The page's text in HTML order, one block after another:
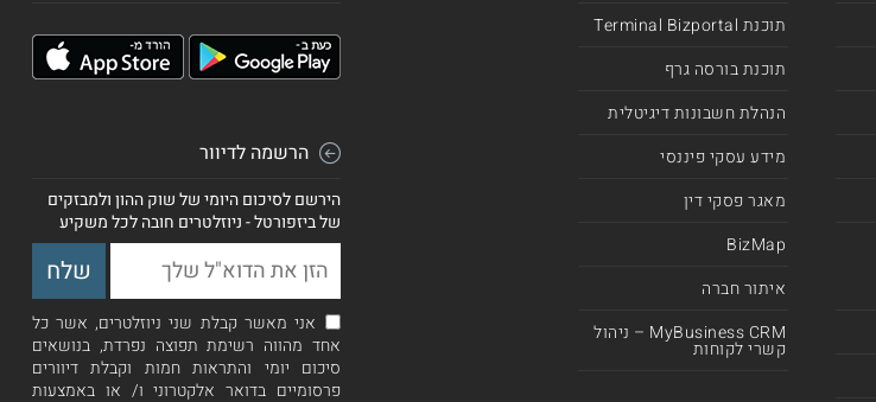
תוכנת Terminal Bizportal
תוכנת בורסה גרף
הנהלת חשבונות דיגיטלית
מידע עסקי פיננסי
מאגר פסקי דין
BizMap
איתור חברה
MyBusiness CRM – ניהול
קשרי לקוחות
הרשמה לדיוור
הירשם לסיכום היומי של שוק ההון ולמבזקים
של ביזפורטל - ניוזלטרים חובה לכל משקיע
אני מאשר קבלת שני ניוזלטרים, אשר כל
אחד מהווה רשימת תפוצה נפרדת, בנושאים
סיכום יומי והתראות חמות וקבלת דיוורים
פרסומיים בדואר אלקטרוני ו/ או באמצעות